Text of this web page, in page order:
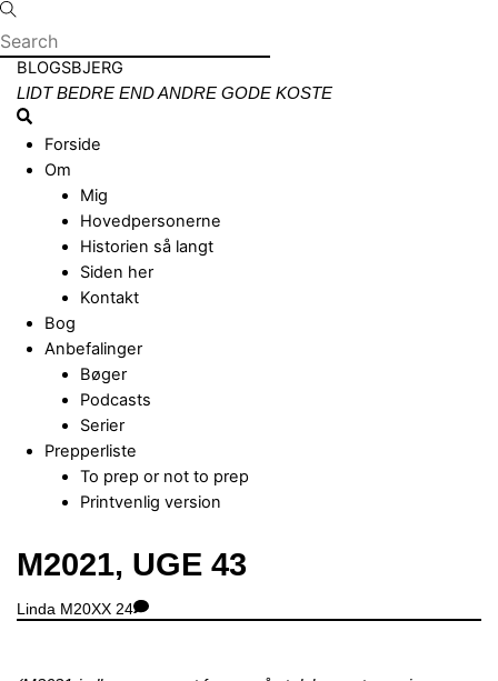
Skip
to
content
Menu
BLOGSBJERG
LIDT BEDRE END ANDRE GODE KOSTE
Search
Forside
Om
Mig
Hovedpersonerne
Historien så langt
Siden her
Kontakt
Bog
Anbefalinger
Bøger
Podcasts
Serier
Prepperliste
To prep or not to prep
Printvenlig version
Close
Menu
M2021, UGE 43
Linda M20XX 24